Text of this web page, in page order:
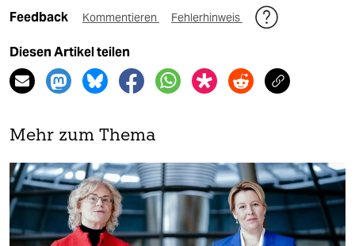
Feedback Kommentieren Fehlerhinweis
Diesen Artikel teilen
Mehr zum Thema